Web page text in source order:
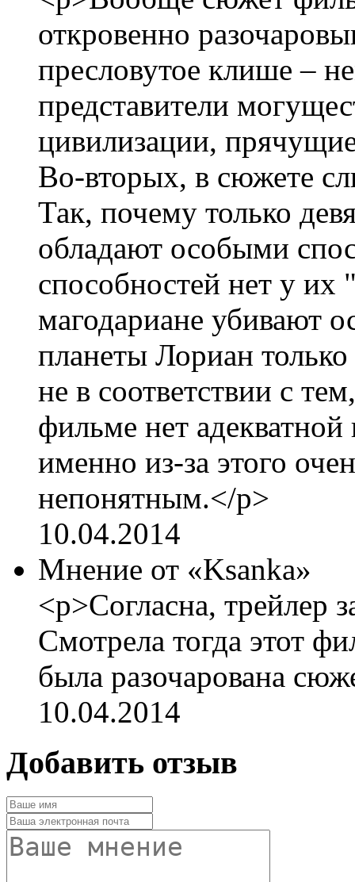
откровенно
пресловутое клише –
представители
цивилизации,
Во-вторых, в сюжете
Так, почему только
обладают особыми
способностей нет у
магодариане убивают
планеты Лориан
не в соответствии с
фильме нет
именно из-за этого
непонятным.</p>
10.04.2014
Мнение от «Ksanka»
<p>Согласна, трейлер
Смотрела тогда этот
была разочарована
10.04.2014
Добавить отзыв